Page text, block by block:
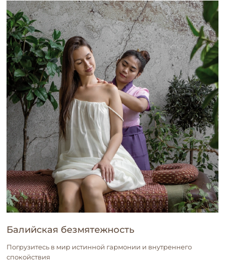
Балийская безмятежность
Погрузитесь в мир истинной гармонии и внутреннего
спокойствия